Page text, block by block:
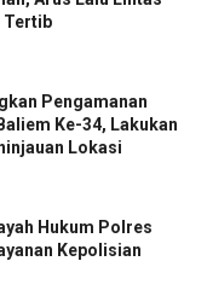
Tertib
Pengamanan
Ke-34, Lakukan
Lokasi
Hukum Polres
Kepolisian